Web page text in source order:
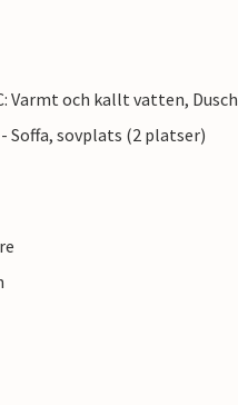
Varmt och kallt vatten, Dusch
Soffa, sovplats (2 platser)